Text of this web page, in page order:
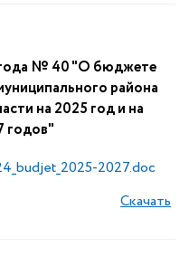
года № 40 "О бюджете
района
на 2025 год и на
годов"
2027.doc
Скачать